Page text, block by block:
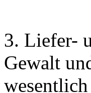
3. Liefer-
Gewalt